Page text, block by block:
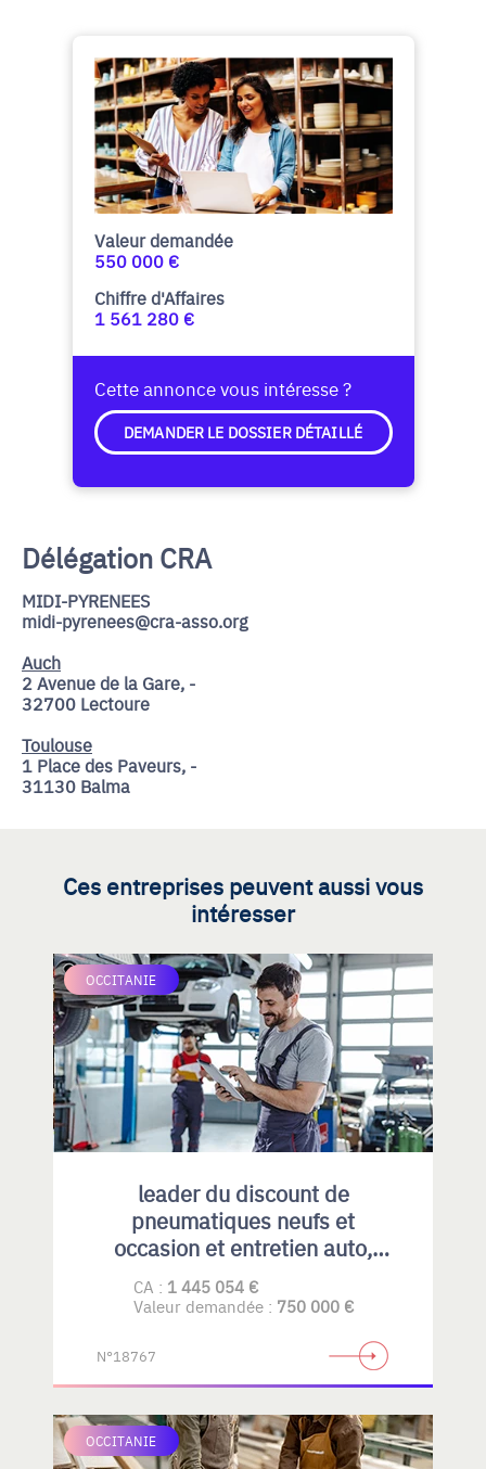
Valeur demandée
550 000 €
Chiffre d'Affaires
1 561 280 €
Cette annonce vous intéresse ?
DEMANDER LE DOSSIER DÉTAILLÉ
Délégation CRA
MIDI-PYRENEES
midi-pyrenees@cra-asso.org
Auch
2 Avenue de la Gare, -
32700 Lectoure
Toulouse
1 Place des Paveurs, -
31130 Balma
Ces entreprises peuvent aussi vous
intéresser
OCCITANIE
leader du discount de
pneumatiques neufs et
occasion et entretien auto,
emplacement idéal et fort
potentiel de développement
CA : 1 445 054 €
Valeur demandée : 750 000 €
N°18767
OCCITANIE